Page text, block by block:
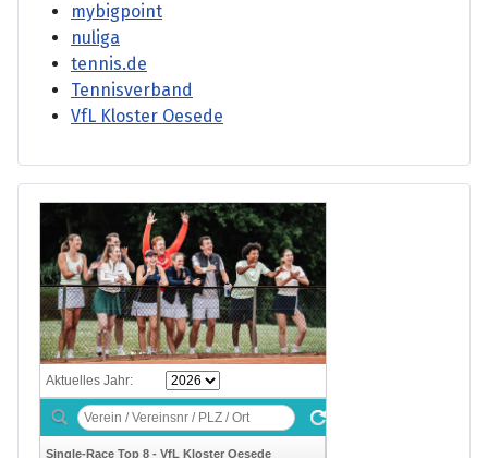
mybigpoint
nuliga
tennis.de
Tennisverband
VfL Kloster Oesede